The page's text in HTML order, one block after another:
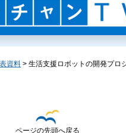
資料 > 生活支援ロボットの開発プロ
ページの先頭へ戻る